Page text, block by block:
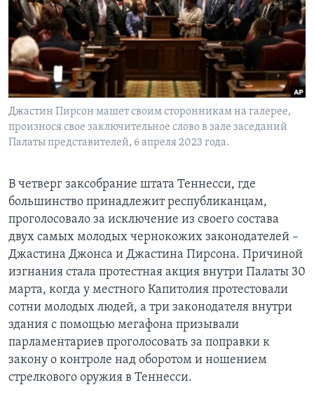
Learning English
СОЦИАЛЬНЫЕ СЕТИ
Языки
Джастин Пирсон машет своим сторонникам на галерее,
произнося свое заключительное слово в зале заседаний
Палаты представителей, 6 апреля 2023 года.
В четверг заксобрание штата Теннесси, где
большинство принадлежит республиканцам,
проголосовало за исключение из своего состава
двух самых молодых чернокожих законодателей –
Джастина Джонса и Джастина Пирсона. Причиной
изгнания стала протестная акция внутри Палаты 30
марта, когда у местного Капитолия протестовали
сотни молодых людей, а три законодателя внутри
здания с помощью мегафона призывали
парламентариев проголосовать за поправки к
закону о контроле над оборотом и ношением
стрелкового оружия в Теннесси.